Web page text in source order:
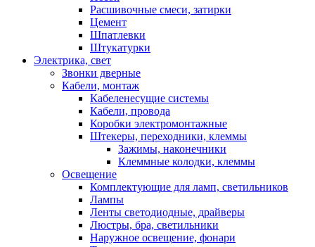
Расшивочные смеси, затирки
Цемент
Шпатлевки
Штукатурки
Электрика, свет
Звонки дверные
Кабели, монтаж
Кабеленесущие системы
Кабели, провода
Коробки электромонтажные
Штекеры, переходники, клеммы
Зажимы, наконечники
Клеммные колодки, клеммы
Освещение
Комплектующие для ламп, светильников
Лампы
Ленты светодиодные, драйверы
Люстры, бра, светильники
Наружное освещение, фонари